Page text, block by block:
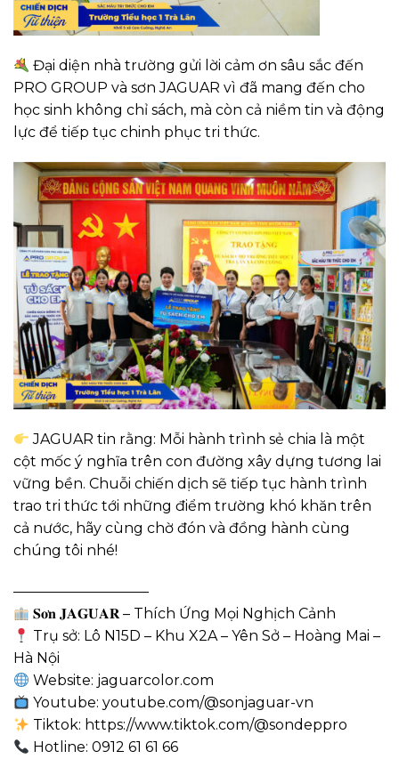
Đại diện nhà trường gửi lời cảm ơn sâu sắc đến
PRO GROUP và sơn JAGUAR vì đã mang đến cho
học sinh không chỉ sách, mà còn cả niềm tin và động
lực để tiếp tục chinh phục tri thức.
JAGUAR tin rằng: Mỗi hành trình sẻ chia là một
cột mốc ý nghĩa trên con đường xây dựng tương lai
vững bền. Chuỗi chiến dịch sẽ tiếp tục hành trình
trao tri thức tới những điểm trường khó khăn trên
cả nước, hãy cùng chờ đón và đồng hành cùng
chúng tôi nhé!
—————————–
𝐒𝐨̛𝐧 𝐉𝐀𝐆𝐔𝐀𝐑 – Thích Ứng Mọi Nghịch Cảnh
Trụ sở: Lô N15D – Khu X2A – Yên Sở – Hoàng Mai –
Hà Nội
Website: jaguarcolor.com
Youtube: youtube.com/@sonjaguar-vn
Tiktok: https://www.tiktok.com/@sondeppro
Hotline: 0912 61 61 66